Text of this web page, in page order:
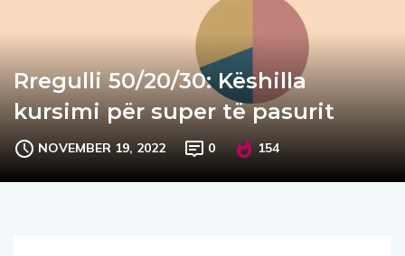
Rregulli 50/20/30: Këshilla
kursimi për super të pasurit
NOVEMBER 19, 2022 0 154